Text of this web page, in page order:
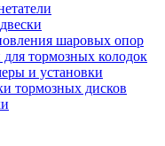
шаровых опор
тормозных колодок
и установки
тормозных дисков